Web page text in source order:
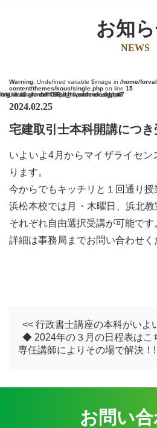
お知
NEWS
Warning: Undefined variable $image in /home/
content/themes/kous/single.php on line 15
: Undefined variable $image in/home/forval-11103949/public_html/wp-content/themes/kous/single.phpon line27
2024.02.25
宅建取引士本科開講につ
いよいよ4月からマイザライセン
ります。
今からでもキッチリと１回通り授
浜松本校では月・木曜日、浜北
それぞれ自由選択受講が可能です
詳細は事務局までお問い合わせく
<< 行政書士講座の本科がいよ
◆ 2024年の３月の日程表は
専任講師によりその場で解
お問い